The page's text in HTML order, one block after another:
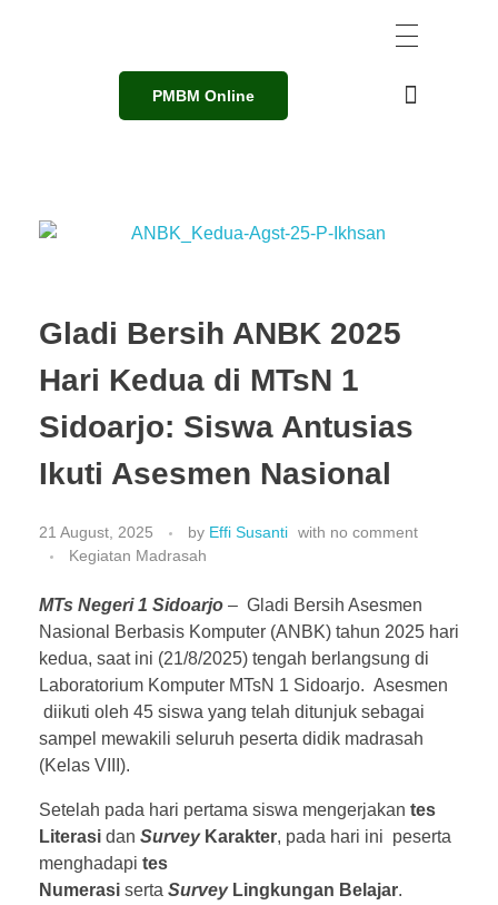
PMBM Online
Gladi Bersih ANBK 2025
Hari Kedua di MTsN 1
Sidoarjo: Siswa Antusias
Ikuti Asesmen Nasional
21 August, 2025 by Effi Susanti with no comment
Kegiatan Madrasah
MTs Negeri 1 Sidoarjo – Gladi Bersih Asesmen
Nasional Berbasis Komputer (ANBK) tahun 2025 hari
kedua, saat ini (21/8/2025) tengah berlangsung di
Laboratorium Komputer MTsN 1 Sidoarjo. Asesmen
diikuti oleh 45 siswa yang telah ditunjuk sebagai
sampel mewakili seluruh peserta didik madrasah
(Kelas VIII).
Setelah pada hari pertama siswa mengerjakan tes
Literasi dan SurveyKarakter, pada hari ini peserta
menghadapi tes
Numerasi serta SurveyLingkungan Belajar.